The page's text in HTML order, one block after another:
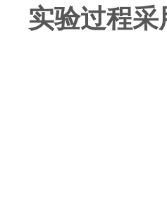
实验过程